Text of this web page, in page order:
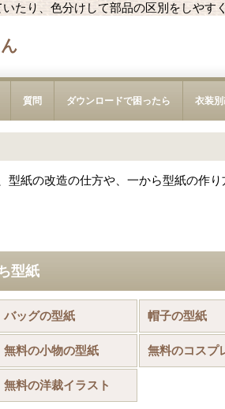
たり、色分けして部品の区別をしや
質問 ダウンロードで困ったら 衣装
型紙の改造の仕方や、一から型紙の作
型紙
バッグの型紙 帽子の型紙
無料の小物の型紙
無料の洋裁イラスト